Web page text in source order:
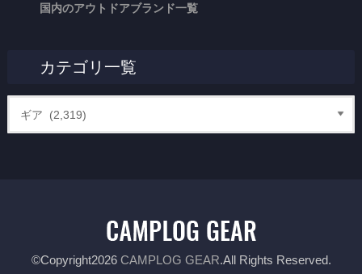
国内のアウトドアブランド一覧
カテゴリ一覧
©Copyright2026 CAMPLOG GEAR.All Rights Reserved.